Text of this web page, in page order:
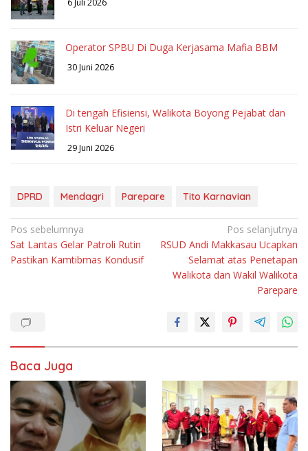
Operator SPBU Di Duga Kerjasama Mafia BBM
30 Juni 2026
Di tengah Efisiensi, Walikota Boyong Pejabat dan
Istri Keluar Negeri
29 Juni 2026
DPRD Mendagri Parepare Tito Karnavian
Navigasi
pos
Pos sebelumnya
Sat Lantas Gelar Patroli Rutin
Pastikan Kamtibmas Kondusif
Pos selanjutnya
RSUD Andi Makkasau Ucapkan
Selamat atas Penetapan
Walikota dan Wakil Walikota
Parepare
Baca Juga